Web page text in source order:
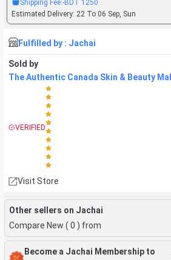
Shipping Fee:-BDT 1250
Estimated Delivery: 22 To 06 Sep, Sun
Fulfilled by : Jachai
Sold by
The Authentic Canada Skin & Beauty Mall
VERIFIED
Visit Store
Other sellers on Jachai
Compare New ( 0 ) from
Become a Jachai Membership to